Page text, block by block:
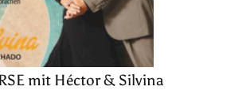
mit Héctor & Silvina